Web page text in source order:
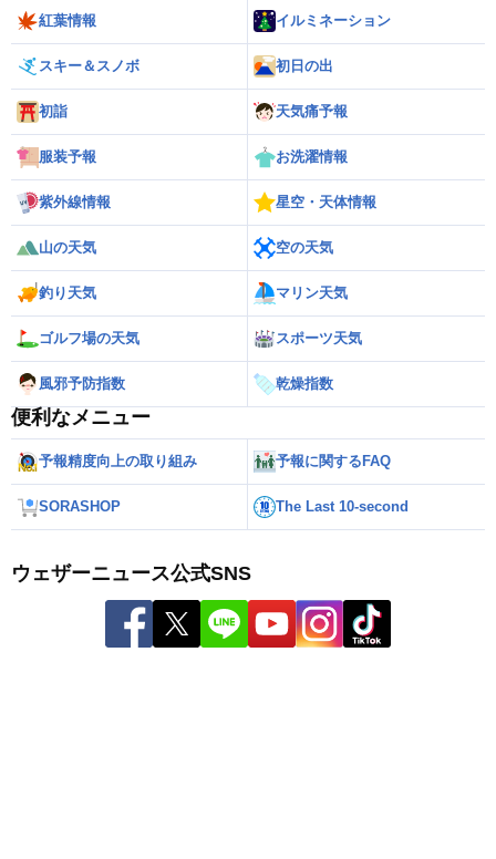
紅葉情報 イルミネーション
スキー＆スノボ 初日の出
初詣 天気痛予報
服装予報 お洗濯情報
紫外線情報 星空・天体情報
山の天気 空の天気
釣り天気 マリン天気
ゴルフ場の天気 スポーツ天気
風邪予防指数 乾燥指数
便利なメニュー
予報精度向上の取り組み 予報に関するFAQ
SORASHOP The Last 10-second
ウェザーニュース公式SNS